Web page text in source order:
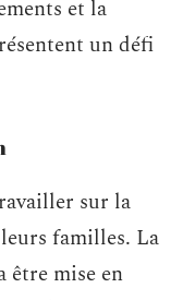
et la
un défi
sur la
familles. La
être mise en